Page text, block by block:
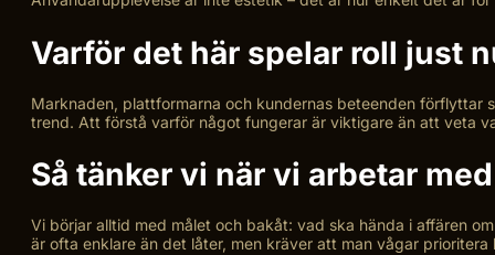
Varför det här spelar roll just
Marknaden, plattformarna och kundernas beteenden
trend. Att förstå varför något fungerar är viktigare än att veta
Så tänker vi när vi arbetar
Vi börjar alltid med målet och bakåt: vad ska hända i affären
är ofta enklare än det låter, men kräver att man vågar